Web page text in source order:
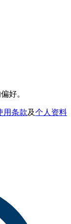
好。
用条款及个人资料